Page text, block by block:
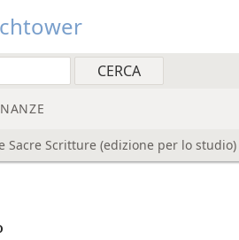
Sacre Scritture (edizione per lo studio)